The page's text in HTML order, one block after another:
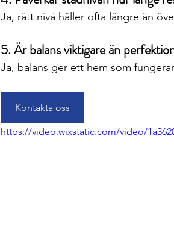
Ja, rätt nivå håller ofta längre än
5. Är balans viktigare än
Ja, balans ger ett hem som
Kontakta oss
https://video.wixstatic.com/video/